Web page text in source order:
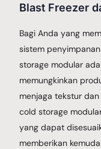
Blast Freezer
Bagi Anda yang
sistem
storage modular
memungkinkan
menjaga tekstur
cold storage
yang dapat
memberikan